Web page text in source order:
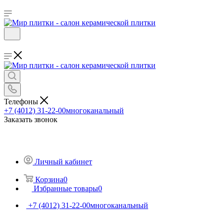
Телефоны
+7 (4012) 31-22-00многоканальный
Заказать звонок
Личный кабинет
Корзина0
Избранные товары0
+7 (4012) 31-22-00многоканальный